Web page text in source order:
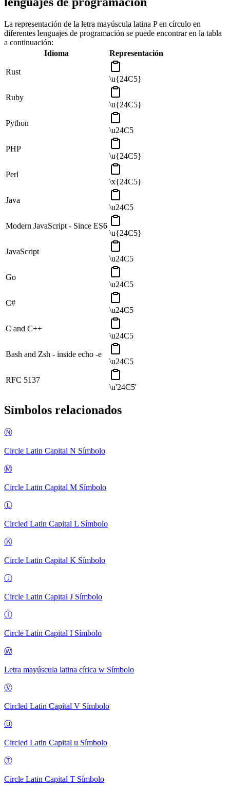
La representación de la letra mayúscula latina P en círculo en
diferentes lenguajes de programación se puede encontrar en la tabla
a continuación:
Idioma
Representación
Rust
\u{24C5}
Ruby
\u{24C5}
Python
\u24C5
PHP
\u{24C5}
Perl
\x{24C5}
Java
\u24C5
Modern JavaScript - Since ES6
\u{24C5}
JavaScript
\u24C5
Go
\u24C5
C#
\u24C5
C and C++
\u24C5
Bash and Zsh - inside echo -e
\u24C5
RFC 5137
\u'24C5'
Símbolos relacionados
Ⓝ
Circle Latin Capital N Símbolo
Ⓜ
Circle Latin Capital M Símbolo
Ⓛ
Circled Latin Capital L Símbolo
Ⓚ
Circle Latin Capital K Símbolo
Ⓙ
Circle Latin Capital J Símbolo
Ⓘ
Circle Latin Capital I Símbolo
Ⓦ
Letra mayúscula latina círica w Símbolo
Ⓥ
Circled Latin Capital V Símbolo
Ⓤ
Circled Latin Capital u Símbolo
Ⓣ
Circle Latin Capital T Símbolo